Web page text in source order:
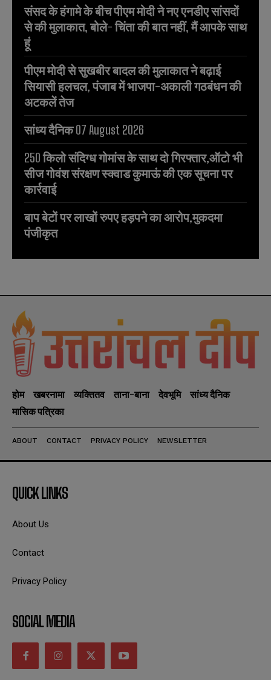
संसद के हंगामे के बीच पीएम मोदी ने नए एनडीए सांसदों
से की मुलाकात, बोले- चिंता की बात नहीं, मैं आपके साथ
हूं
पीएम मोदी से सुखबीर बादल की मुलाकात ने बढ़ाई
सियासी हलचल, पंजाब में भाजपा-अकाली गठबंधन की
अटकलें तेज
सांध्य दैनिक 07 August 2026
250 किलो संदिग्ध गोमांस के साथ दो गिरफ्तार,ऑटो भी
सीज गोवंश संरक्षण स्क्वाड कुमाऊं की एक सूचना पर
कार्रवाई
बाप बेटों पर लाखों रुपए हड़पने का आरोप,मुकदमा
पंजीकृत
होम खबरनामा व्यक्तितव ताना-बाना देवभूमि
सांध्य दैनिक
मासिक पत्रिका
ABOUT CONTACT PRIVACY POLICY NEWSLETTER
QUICK LINKS
About Us
Contact
Privacy Policy
SOCIAL MEDIA